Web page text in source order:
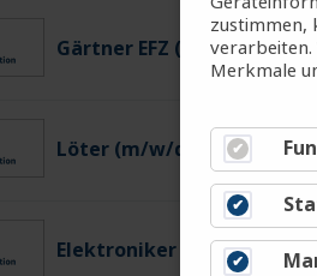
Gärtner EFZ (m/w/d)
Löter (m/w/d)
Elektroniker EFZ
zustimmen,
Merkmale